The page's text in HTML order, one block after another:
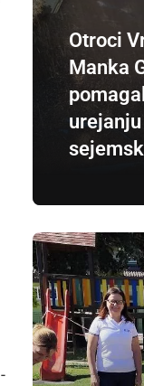
Otroci
Manka
urejanju